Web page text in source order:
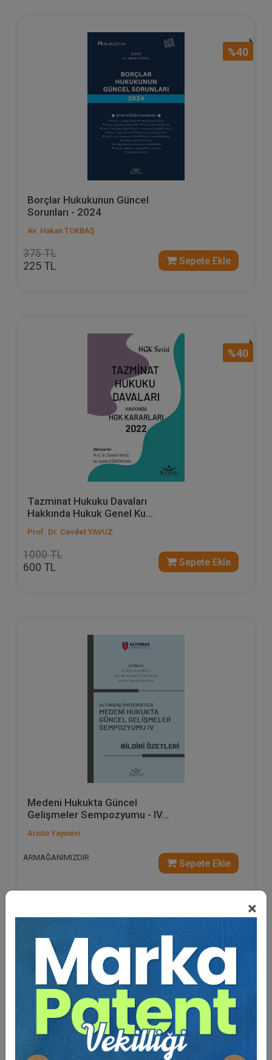
×
%40
Borçlar Hukukunun Güncel
Sorunları - 2024
Av. Hakan TOKBAŞ
375 TL
225 TL Sepete Ekle
%40
Tazminat Hukuku Davaları
Hakkında Hukuk Genel Ku...
Prof. Dr. Cevdet YAVUZ
1000 TL
600 TL Sepete Ekle
Medeni Hukukta Güncel
Gelişmeler Sempozyumu - IV...
Aristo Yayınevi
ARMAĞANIMIZDIR
Sepete Ekle